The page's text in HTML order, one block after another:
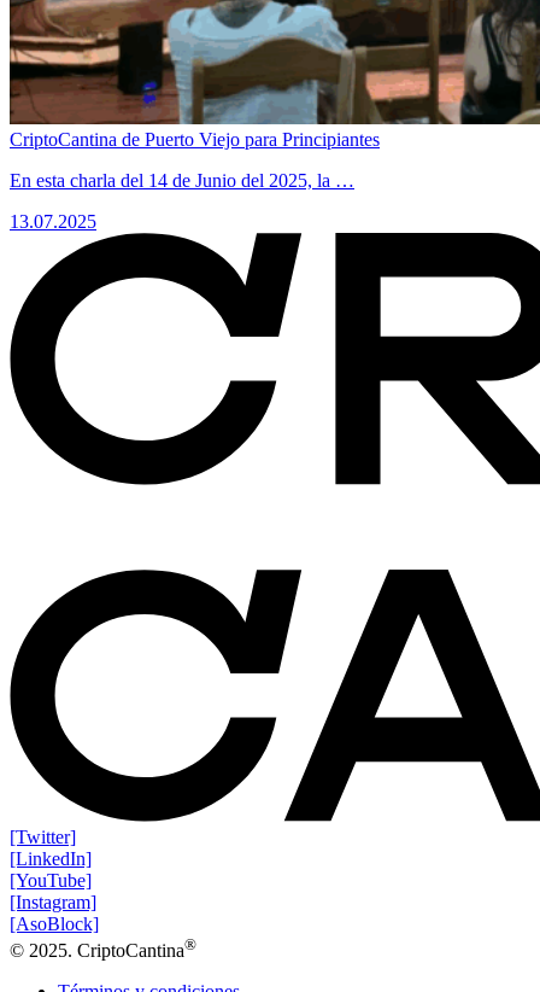
CriptoCantina de Puerto Viejo para Principiantes
​En esta charla del 14 de Junio del 2025, la …
13.07.2025
[Twitter]
[LinkedIn]
[YouTube]
[Instagram]
[AsoBlock]
© 2025. CriptoCantina®